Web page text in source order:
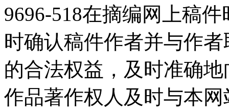
9696-518在摘编网上稿
时确认稿件作者并与作
的合法权益，及时准确
作品著作权人及时与本